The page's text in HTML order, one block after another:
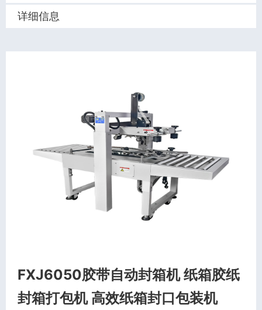
详细信息
FXJ6050胶带自动封箱机 纸箱胶纸
封箱打包机 高效纸箱封口包装机